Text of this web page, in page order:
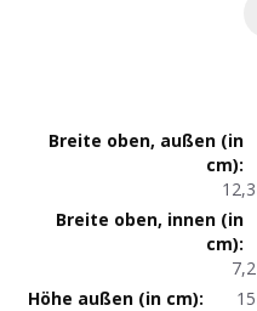
Produktmaße
12,3
7,2
15